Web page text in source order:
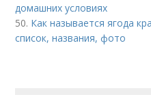
домашних условиях
50. Как называется ягода
список, названия, фото